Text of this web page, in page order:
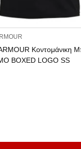
Κοντομάνικη
BOXED LOGO SS